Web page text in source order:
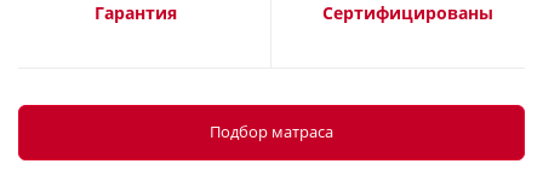
Гарантия Сертифицированы
Подбор матраса